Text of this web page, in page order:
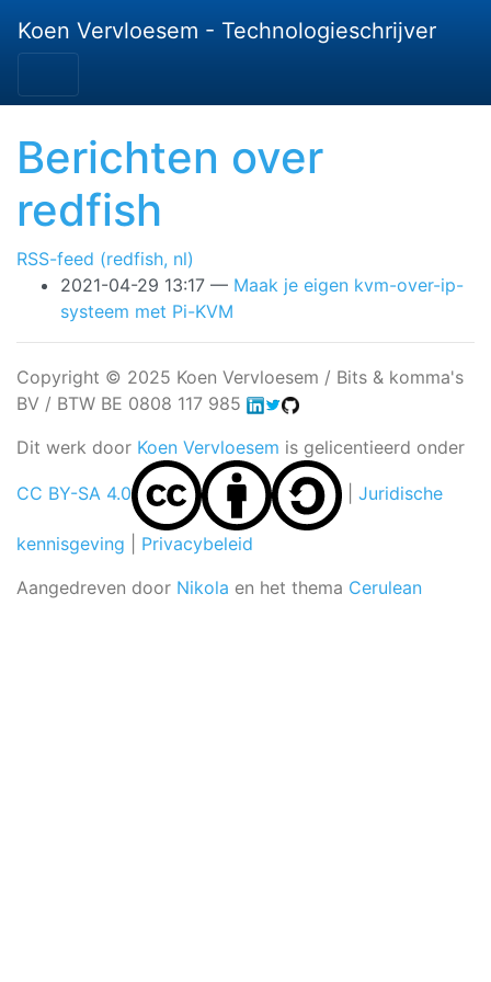
Koen Vervloesem - Technologieschrijver
Berichten over
redfish
RSS-feed (redfish, nl)
2021-04-29 13:17
Maak je eigen kvm-over-ip-
systeem met Pi-KVM
Copyright © 2025 Koen Vervloesem / Bits & komma's
BV / BTW BE 0808 117 985
Dit werk door Koen Vervloesem is gelicentieerd onder
CC BY-SA 4.0 Juridische
kennisgeving
Privacybeleid
Aangedreven door Nikola en het thema Cerulean